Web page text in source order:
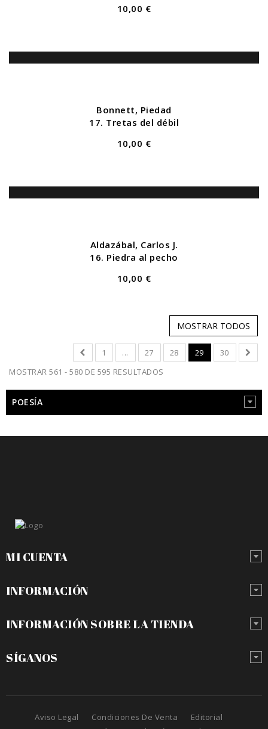
10,00 €
Bonnett, Piedad
17. Tretas del débil
10,00 €
Aldazábal, Carlos J.
16. Piedra al pecho
10,00 €
MOSTRAR TODOS
1 ... 27 28 29
30
MOSTRAR 561 - 580 DE 595 RESULTADOS
POESÍA
MI CUENTA
INFORMACIÓN
INFORMACIÓN SOBRE LA TIENDA
SÍGANOS
Aviso Legal Condiciones De Venta
Editorial